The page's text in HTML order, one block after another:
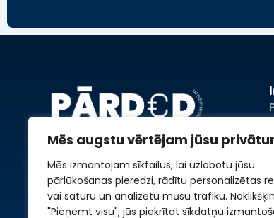
Mēs augstu vērtējam jūsu
Mēs izmantojam sīkfailus, lai uzlabotu jūsu
pārlūkošanas pieredzi, rādītu personalizētas
vai saturu un analizētu mūsu trafiku.
"Pieņemt visu", jūs piekrītat sīkdatņu